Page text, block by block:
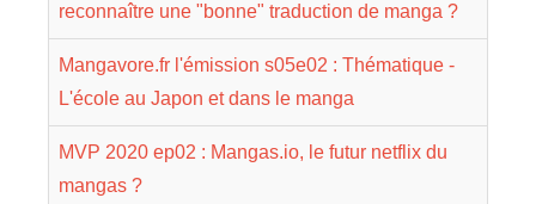
reconnaître une "bonne" traduction de manga ?
Mangavore.fr l'émission s05e02 : Thématique -
L'école au Japon et dans le manga
MVP 2020 ep02 : Mangas.io, le futur netflix du
mangas ?